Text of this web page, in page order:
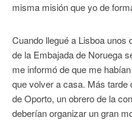
misma misión que yo de
Cuando llegué a Lisboa
de la Embajada de Noruega
me informó de que me
que volver a casa. Más tarde
de Oporto, un obrero de la
deberían organizar un gran